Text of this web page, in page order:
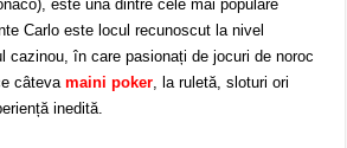
este una dintre cele mai populare
Carlo este locul recunoscut la nivel
cazinou, în care pasionați de jocuri de noroc
câtevamaini poker, la ruletă, sloturi ori
inedită.